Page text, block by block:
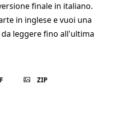
finale in italiano.
in inglese e vuoi una
leggere fino all'ultima
ZIP